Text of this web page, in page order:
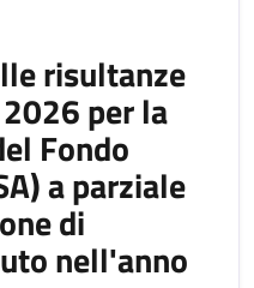
risultanze
per la
Fondo
a parziale
di
nell'anno